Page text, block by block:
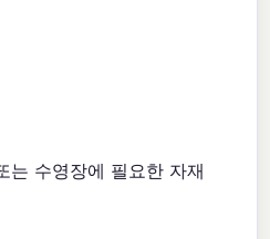
는 수영장에 필요한 자재